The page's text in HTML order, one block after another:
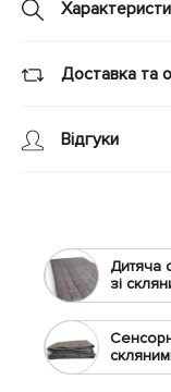
Доставка та
Відгуки
Дитяча
зі